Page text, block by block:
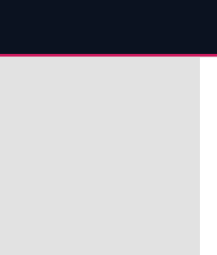
츠